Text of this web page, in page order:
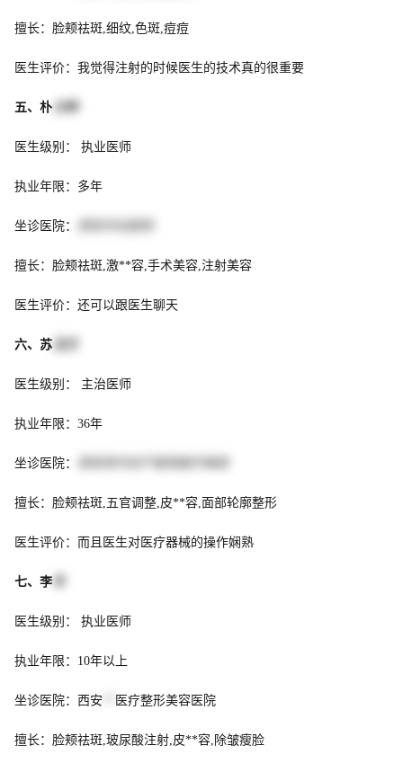
擅长：脸颊祛斑,细纹,色斑,痘痘
医生评价：我觉得注射的时候医生的技术真的很重要
五、朴
医生级别： 执业医师
执业年限：多年
坐诊医院：
擅长：脸颊祛斑,激**容,手术美容,注射美容
医生评价：还可以跟医生聊天
六、苏
医生级别： 主治医师
执业年限：36年
坐诊医院：
擅长：脸颊祛斑,五官调整,皮**容,面部轮廓整形
医生评价：而且医生对医疗器械的操作娴熟
七、李冬
医生级别： 执业医师
执业年限：10年以上
坐诊医院：西安 医疗整形美容医院
擅长：脸颊祛斑,玻尿酸注射,皮**容,除皱瘦脸